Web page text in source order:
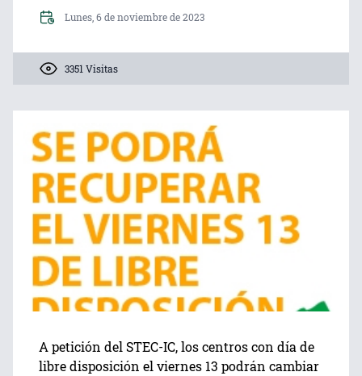
Lunes, 6 de noviembre de 2023
3351 Visitas
A petición del STEC-IC, los centros con día de
libre disposición el viernes 13 podrán cambiar